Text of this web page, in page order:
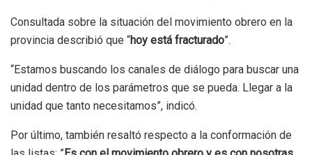
Consultada sobre la situación del movimiento obrero en la
provincia describió que “hoy está fracturado”.
“Estamos buscando los canales de diálogo para buscar una
unidad dentro de los parámetros que se pueda. Llegar a la
unidad que tanto necesitamos”, indicó.
Por último, también resaltó respecto a la conformación de